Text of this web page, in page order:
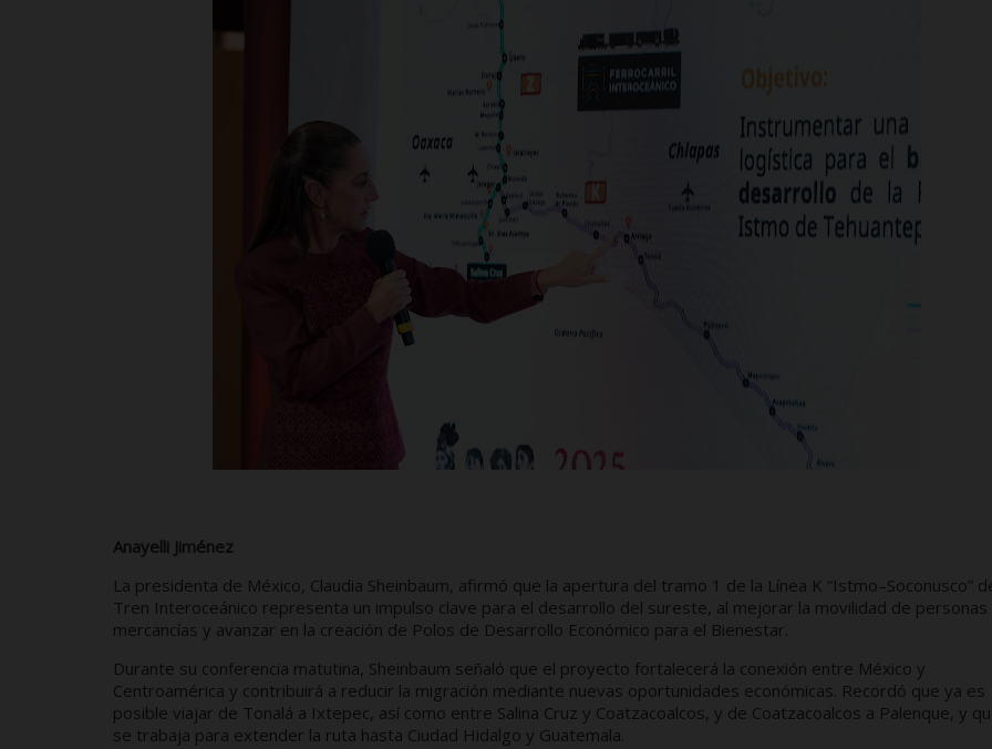
Anayelli Jiménez
La presidenta de México, Claudia Sheinbaum, afirmó que la apertura del tramo 1 de la Línea K “Istmo–Soconusco”
Tren Interoceánico representa un impulso clave para el desarrollo del sureste, al mejorar la movilidad de personas
mercancías y avanzar en la creación de Polos de Desarrollo Económico para el Bienestar.
Durante su conferencia matutina, Sheinbaum señaló que el proyecto fortalecerá la conexión entre México y
Centroamérica y contribuirá a reducir la migración mediante nuevas oportunidades económicas. Recordó que ya es
posible viajar de Tonalá a Ixtepec, así como entre Salina Cruz y Coatzacoalcos, y de Coatzacoalcos a Palenque, y
se trabaja para extender la ruta hasta Ciudad Hidalgo y Guatemala.